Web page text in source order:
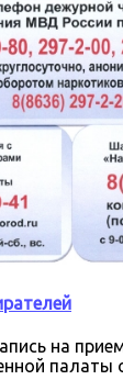
на
палаты